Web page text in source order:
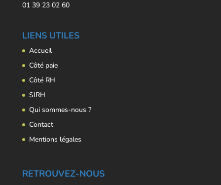
01 39 23 02 60
LIENS UTILES
Accueil
Côté paie
Côté RH
SIRH
Qui sommes-nous ?
Contact
Mentions légales
RETROUVEZ-NOUS